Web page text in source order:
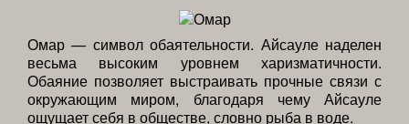
Омар — символ обаятельности. Айсауле наделен
весьма высоким уровнем харизматичности.
Обаяние позволяет выстраивать прочные связи с
окружающим миром, благодаря чему Айсауле
ощущает себя в обществе, словно рыба в воде.